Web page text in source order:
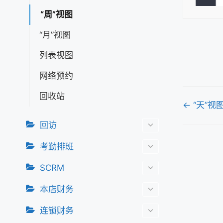
“周”视图
“月”视图
列表视图
网络预约
回收站
回访
考勤排班
SCRM
本店财务
连锁财务
文
← “天”视